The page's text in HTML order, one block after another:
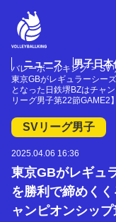
ニュース 男子日本
バレーボールキング SV
東京GBがレギュラーシー
となった日鉄堺BZはチャ
リーグ男子第22節GAME2】
SVリーグ男子
2025.04.06 16:36
東京GBがレギュ
を勝利で締めく
ャンピオンシッ